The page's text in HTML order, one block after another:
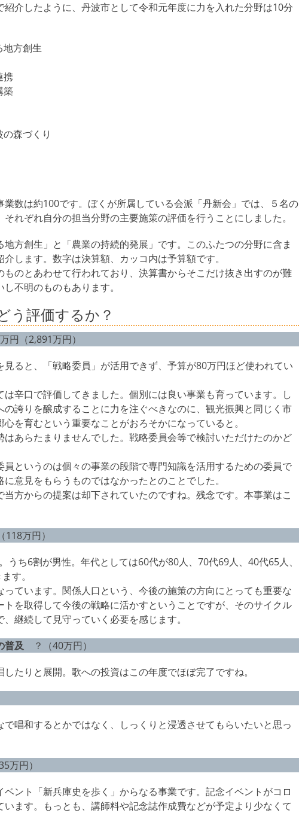
紹介したように、丹波市として令和元年度に力を入れた分野は10分
地方創生
携
築
森づくり
数は約100です。ぼくが所属している会派「丹新会」では、５名の
れぞれ自分の担当分野の主要施策の評価を行うことにしました。
方創生」と「農業の持続的発展」です。このふたつの分野に含ま
します。数字は決算額、カッコ内は予算額です。
のとあわせて行われており、決算書からそこだけ抜き出すのが難
不明のものもあります。
う評価するか？
円（2,891万円）
ると、「戦略委員」が活用できず、予算が80万円ほど使われてい
辛口で評価してきました。個別には良い事業も育っています。し
誇りを醸成することに力を注ぐべきなのに、観光振興と同じく市
を育むという重要なことがおろそかになっていると。
あらたまりませんでした。戦略委員会等で検討いただけたのかど
というのは個々の事業の段階で専門知識を活用するための委員で
意見をもらうものではなかったとのことでした。
方からの提案は却下されていたのですね。残念です。本事業はこ
万円）
ち6割が男性。年代としては60代が80人、70代69人、40代65人、
す。
ています。関係人口という、今後の施策の方向にとっても重要な
を取得して今後の戦略に活かすということですが、そのサイクル
継続して見守っていく必要を感じます。
普及 ？（40万円）
たりと展開。歌への投資はこの年度でほぼ完了ですね。
唱和するとかではなく、しっくりと浸透させてもらいたいと思っ
万円）
ント「新兵庫史を歩く」からなる事業です。記念イベントがコロ
ます。もっとも、講師料や記念誌作成費などが予定より少なくて